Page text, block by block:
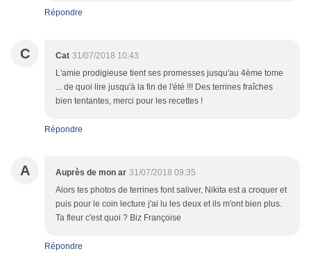
Répondre
C Cat 31/07/2018 10:43
L'amie prodigieuse tient ses promesses jusqu'au 4ème tome
... de quoi lire jusqu'à la fin de l'été !!! Des terrines fraîches
bien tentantes, merci pour les recettes !
Répondre
A Auprès de mon ar 31/07/2018 09:35
Alors tes photos de terrines font saliver, Nikita est a croquer et
puis pour le coin lecture j'ai lu les deux et ils m'ont bien plus.
Ta fleur c'est quoi ? Biz Françoise
Répondre